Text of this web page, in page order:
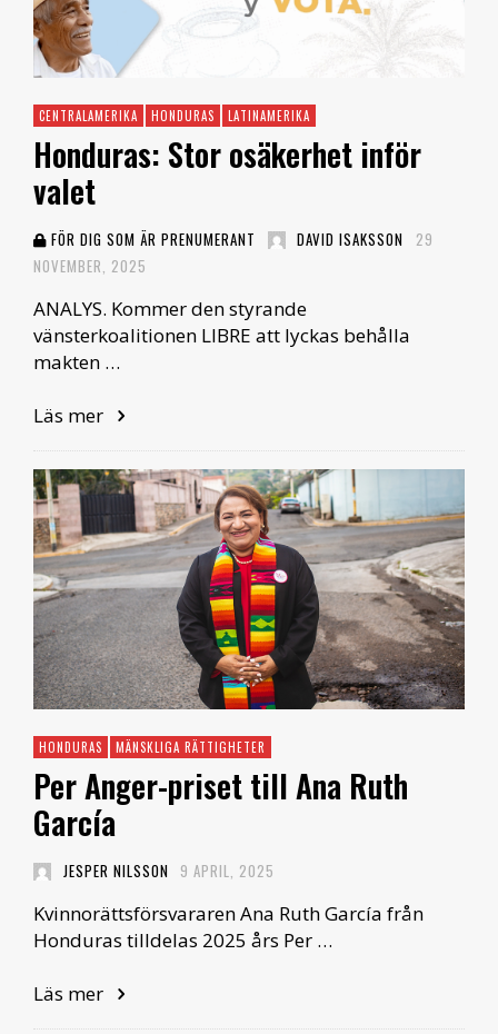
CENTRALAMERIKA HONDURAS LATINAMERIKA
Honduras: Stor osäkerhet inför
valet
FÖR DIG SOM ÄR PRENUMERANT DAVID ISAKSSON
29
NOVEMBER, 2025
ANALYS. Kommer den styrande
vänsterkoalitionen LIBRE att lyckas behålla
makten …
Läs mer
HONDURAS MÄNSKLIGA RÄTTIGHETER
Per Anger-priset till Ana Ruth
García
JESPER NILSSON 9 APRIL, 2025
Kvinnorättsförsvararen Ana Ruth García från
Honduras tilldelas 2025 års Per …
Läs mer